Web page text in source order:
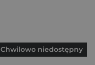
Chwilowo niedostępny